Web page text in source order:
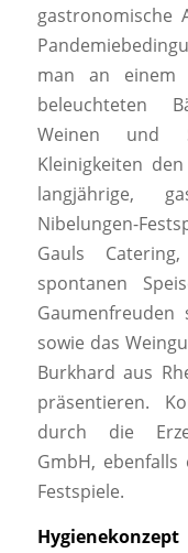
gastronomische
man an einem
beleuchteten
Weinen und
Kleinigkeiten
langjährige,
Nibelungen-
Gauls
spontanen
sowie das
Burkhard aus
präsentieren.
durch die
GmbH,
Festspiele.
Hygienekonzept